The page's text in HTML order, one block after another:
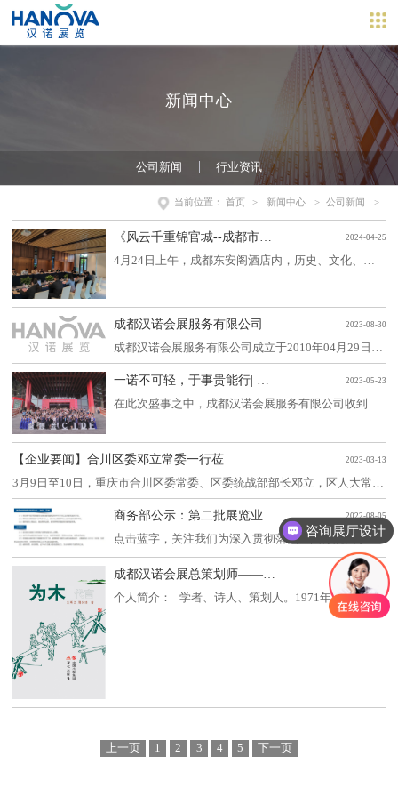
新闻中心
公司新闻 行业资讯
当前位置：首页 > 新闻中心 > 公司新闻 >
2024-04-25
​《风云千重锦官城--成都市档案馆国家重点档案典藏展》评审会召开：专家学者齐聚蓉城
2023-08-30
成都汉诺会展服务有限公司
2023-05-23
在此次盛事之中，成都汉诺会展服务有限公司收到来自中国建筑装饰协会、清华大学美术学院、中国国际建筑装饰及设计博览会组委会联合颁发的“ 2021-2022年度中国建筑装饰行业十大最具原创设计机构作品奖”荣誉证书。凭借【四川省农业农村厅厅史馆】【四川攀枝花苏铁国家级自然保护区生物多样性科普展馆】荣膺2021-2022年度设博会华鼎奖！
2023-03-13
【企业要闻】合川区委邓立常委一行莅蓉考察 汉诺董事长参加会议
3月9日至10日，重庆市合川区委常委、区委统战部部长邓立，区人大常委会副主任、区工商联主席谭佳庆，区政协联络委主任艾明，区委统战部常务副部长罗杰，区工商联副主席邓黎，区委统战部副部长、区工商联党组书记周其荣，区总商会会长张中云，区招商投资发
2022-08-05
商务部公示：第二批展览业重点联系企业，成都汉诺会展服务有限公司上榜！
点击蓝字，关注我们为深入贯彻落实《国务院关于进一步促进展览业改革发展的若干意见》(国发〔2015〕15号)、《展览业统计调查制度》(商服贸函〔2018〕182号)等有关文件要求,加强对展览行业的分析监测预警,总结、提炼、推广重点企业成功经验
2022-07-04
成都汉诺会展总策划师——刘明江
个人简介： 学者、诗人、策划人。1971年出生，贵州六枝人，汉族。现任成都汉诺会展服务有限公司总策划职务，负责策划团队工作。 人物经历：1990年，在贵州盘县发电厂参加
上一页 1 2 3 4 5 下一页
咨询展厅设计